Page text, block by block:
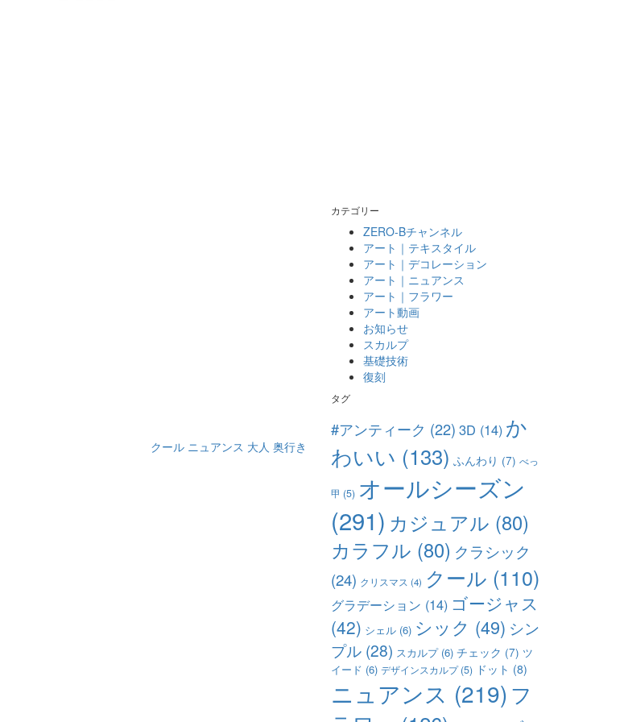
クール ニュアンス 大人 奥行き
カテゴリー
ZERO-Bチャンネル
アート｜テキスタイル
アート｜デコレーション
アート｜ニュアンス
アート｜フラワー
アート動画
お知らせ
スカルプ
基礎技術
復刻
タグ
#アンティーク (22) 3D (14) か
わいい (133) ふんわり (7) べっ
甲 (5) オールシーズン
(291) カジュアル (80)
カラフル (80) クラシック
(24) クリスマス (4) クール (110)
グラデーション (14) ゴージャス
(42) シェル(6) シック (49) シン
プル(28) スカルプ(6) チェック (7) ツ
イード (6) デザインスカルプ(5) ドット (8)
ニュアンス (219)フ